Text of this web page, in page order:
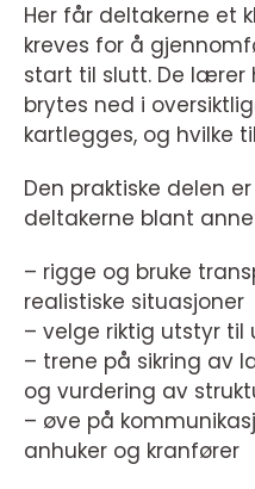
Her får deltakerne et
kreves for å
start til slutt. De lærer
brytes ned i
kartlegges, og hvilke
Den praktiske delen
deltakerne blant
– rigge og bruke
realistiske situasjoner
– velge riktig utstyr til
– trene på sikring av
og vurdering av
– øve på
anhuker og kranfører